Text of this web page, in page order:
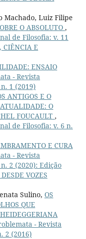
Machado, Luiz Filipe
O ABSOLUTO ,
de Filosofia: v. 11
CIÊNCIA E
ENSAIO
- Revista
1 (2019)
ANTIGOS E O
O
FOUCAULT ,
de Filosofia: v. 6 n.
E CURA
- Revista
2 (2020): Edição
VOZES
Sulino, OS
QUE
- Revista
2 (2016)